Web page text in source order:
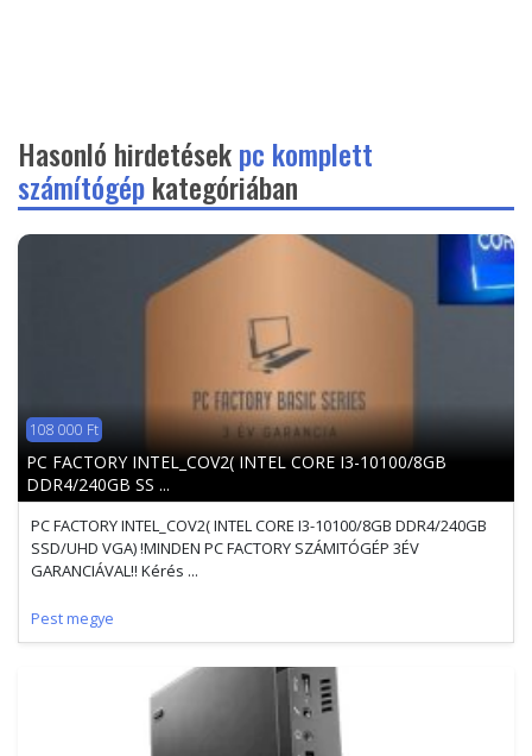
Hasonló hirdetésekpc komplett
számítógépkategóriában
108 000 Ft
PC FACTORY INTEL_COV2( INTEL CORE I3-10100/8GB
DDR4/240GB SS ...
PC FACTORY INTEL_COV2( INTEL CORE I3-10100/8GB DDR4/240GB
SSD/UHD VGA) !MINDEN PC FACTORY SZÁMITÓGÉP 3ÉV
GARANCIÁVAL!! Kérés ...
Pest megye